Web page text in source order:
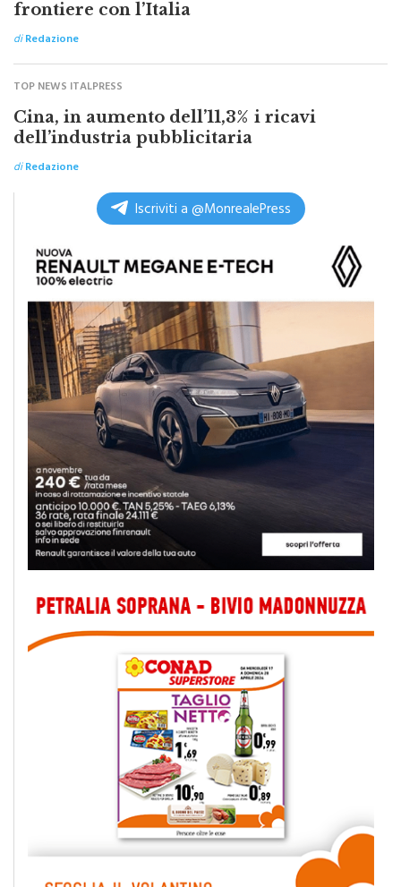
diRedazione
TOP NEWS ITALPRESS
Cina, in aumento dell’11,3% i ricavi
dell’industria pubblicitaria
diRedazione
Iscriviti a @MonrealePress